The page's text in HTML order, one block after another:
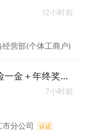
12小时前
营部(个体工商户)
车险续保客服（央企平台+六险一金＋年终奖＋带薪年假＋双休＋餐补＋下午茶）
7小时前
分公司 认证